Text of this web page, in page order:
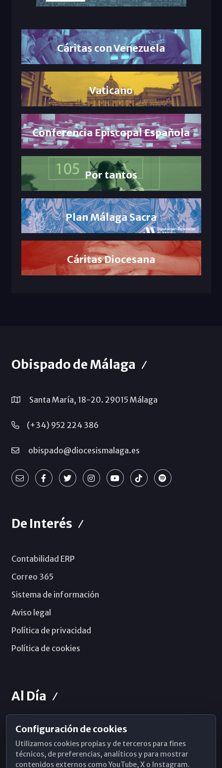
Cáritas con Venezuela
Vaticano
Conferencia Episcopal Española
Por tantos
Plan Málaga Sacra
Cáritas Diocesana
Obispado de Málaga
Santa María, 18-20. 29015 Málaga
(+34) 952 224 386
obispado@diocesismalaga.es
De Interés
Contabilidad ERP
Correo 365
Sistema de información
Aviso legal
Política de privacidad
Política de cookies
Al Día
Horarios de Misa
Hemeroteca
Configuración de cookies
Utilizamos cookies propias y de terceros para fines
técnicos, de preferencias, analíticos y para mostrar
contenidos externos como YouTube, X o Instagram.